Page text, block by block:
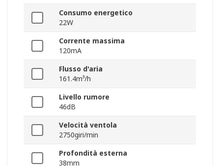
Consumo energetico
22W
Corrente massima
120mA
Flusso d'aria
161.4m³/h
Livello rumore
46dB
Velocità ventola
2750giri/min
Profondità esterna
38mm